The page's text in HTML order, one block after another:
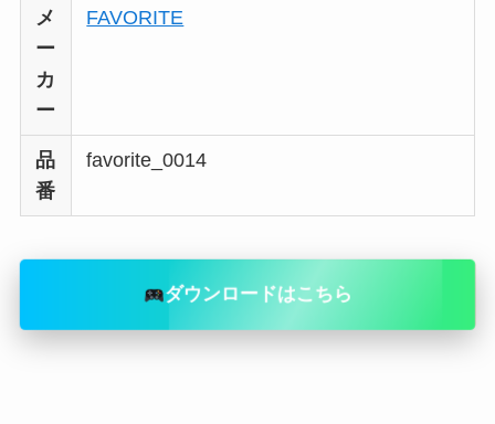
メ
ー
カ
ー
FAVORITE
品
番
favorite_0014
ダウンロードはこちら